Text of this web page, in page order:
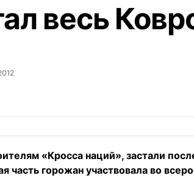
весь
«Кросса наций», застали
часть горожан участвовала во